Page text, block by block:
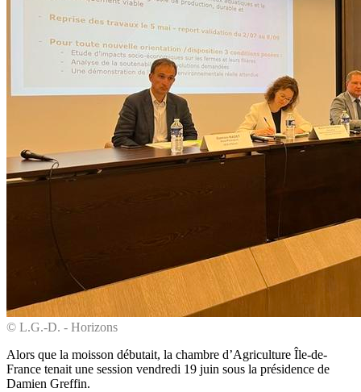
© L.G.-D. - Horizons
Alors que la moisson débutait, la chambre d’Agriculture Île-de-
France tenait une session vendredi 19 juin sous la présidence de
Damien Greffin.